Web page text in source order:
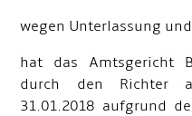
wegen Unterlassung
hat das Amtsgericht
durch den Richter
31.01.2018 aufgrund